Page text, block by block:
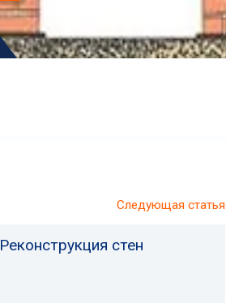
Следующая статья
Реконструкция стен